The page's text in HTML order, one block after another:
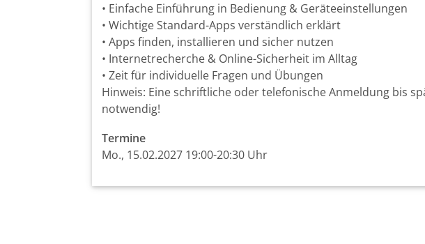
• Einfache Einführung in Bedienung & Geräteeinstellungen
• Wichtige Standard-Apps verständlich erklärt
• Apps finden, installieren und sicher nutzen
• Internetrecherche & Online-Sicherheit im Alltag
• Zeit für individuelle Fragen und Übungen
Hinweis: Eine schriftliche oder telefonische Anmeldung bis
notwendig!
Termine
Mo., 15.02.2027 19:00-20:30 Uhr